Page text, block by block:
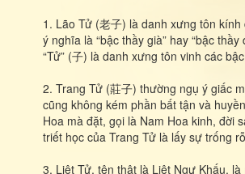
1. Lão Tử (老子) là danh xưng tôn
ý nghĩa là “bậc thầy già” hay “bậc
“Tử” (子) là danh xưng tôn vinh các
2. Trang Tử (莊子) thường ngụ ý giấc
cũng không kém phần bất tận và
Hoa mà đặt, gọi là Nam Hoa kinh, đời
triết học của Trang Tử là lấy sự trống
3. Liệt Tử, tên thật là Liệt Ngự Khấu,